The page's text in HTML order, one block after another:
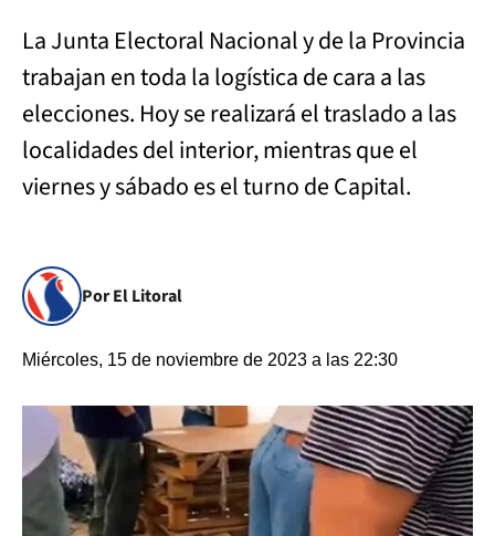
La Junta Electoral Nacional y de la Provincia
trabajan en toda la logística de cara a las
elecciones. Hoy se realizará el traslado a las
localidades del interior, mientras que el
viernes y sábado es el turno de Capital.
Por El Litoral
Miércoles, 15 de noviembre de 2023 a las 22:30